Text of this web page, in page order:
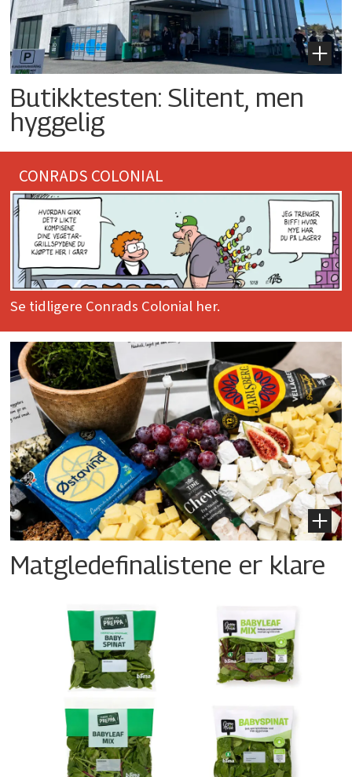
Butikktesten: Slitent, men
hyggelig
CONRADS COLONIAL
Se tidligere Conrads Colonial her.
Matgledefinalistene er klare